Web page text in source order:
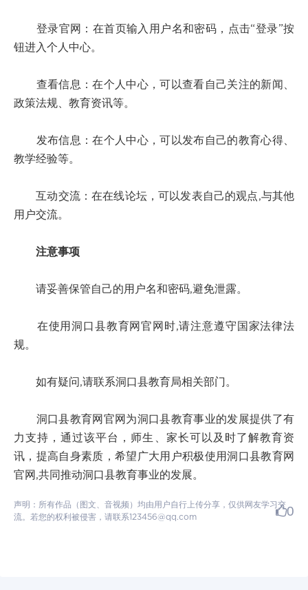
登录官网：在首页输入用户名和密码，点击“登录”按
钮进入个人中心。
查看信息：在个人中心，可以查看自己关注的新闻、
政策法规、教育资讯等。
发布信息：在个人中心，可以发布自己的教育心得、
教学经验等。
互动交流：在在线论坛，可以发表自己的观点,与其他
用户交流。
注意事项
请妥善保管自己的用户名和密码,避免泄露。
在使用洞口县教育网官网时,请注意遵守国家法律法
规。
如有疑问,请联系洞口县教育局相关部门。
洞口县教育网官网为洞口县教育事业的发展提供了有
力支持，通过该平台，师生、家长可以及时了解教育资
讯，提高自身素质，希望广大用户积极使用洞口县教育网
官网,共同推动洞口县教育事业的发展。
声明：所有作品（图文、音视频）均由用户自行上传分享，仅供网友学习交
流。若您的权利被侵害，请联系123456@qq.com
0